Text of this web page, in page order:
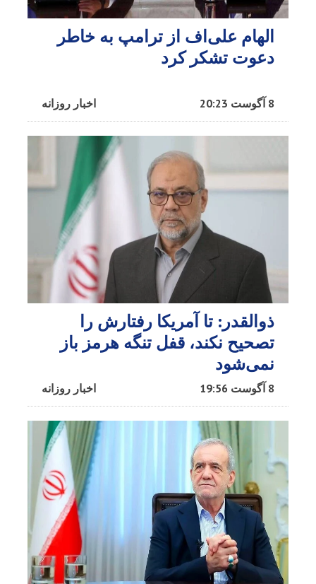
الهام علی‌اف از ترامپ به خاطر
دعوت تشکر کرد
اخبار روزانه 8 آگوست 20:23
ذوالقدر: تا آمریکا رفتارش را
تصحیح نکند، قفل تنگه هرمز باز
نمی‌شود
اخبار روزانه 8 آگوست 19:56